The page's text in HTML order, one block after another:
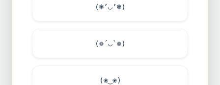
(❃’◡’❃)
(❁´◡`❁)
(❀‿❀)